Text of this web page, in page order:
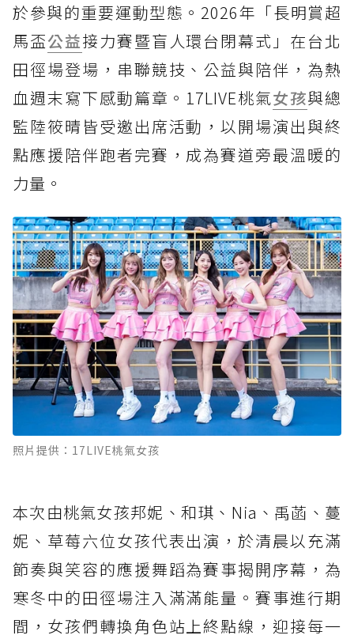
於參與的重要運動型態。2026年「長明賞超
馬盃公益接力賽暨盲人環台閉幕式」在台北
田徑場登場，串聯競技、公益與陪伴，為熱
血週末寫下感動篇章。17LIVE桃氣女孩與總
監陸筱晴皆受邀出席活動，以開場演出與終
點應援陪伴跑者完賽，成為賽道旁最溫暖的
力量。
照片提供：17LIVE桃氣女孩
本次由桃氣女孩邦妮、和琪、Nia、禹菡、蔓
妮、草莓六位女孩代表出演，於清晨以充滿
節奏與笑容的應援舞蹈為賽事揭開序幕，為
寒冬中的田徑場注入滿滿能量。賽事進行期
間，女孩們轉換角色站上終點線，迎接每一